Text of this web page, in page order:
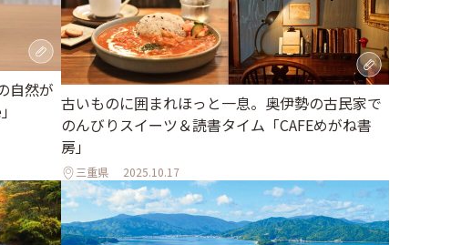
自然が
古いものに囲まれほっと一息。奥伊勢の古民家で
のんびりスイーツ＆読書タイム「CAFEめがね書
房」
三重県 2025.10.17